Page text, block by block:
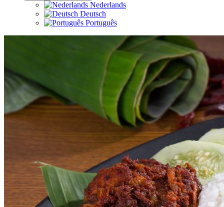
Nederlands
Deutsch
Português